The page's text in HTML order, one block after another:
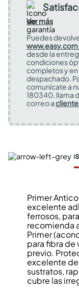
Ver más
Puedes
desde la
condiciones
completos y
despachado.
comunícate a
180340, llama
correo a
Características
Primer
excelente
ferrosos,
recomienda
Primer
para fibra de
previo.
excelente
sustratos,
cubre las